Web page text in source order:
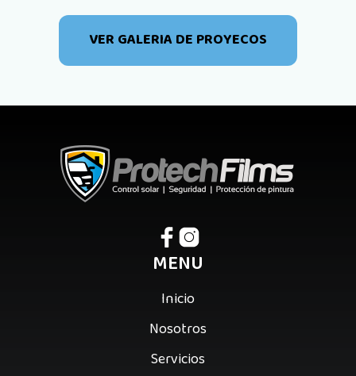
VER GALERIA DE PROYECOS
MENU
Inicio
Nosotros
Servicios